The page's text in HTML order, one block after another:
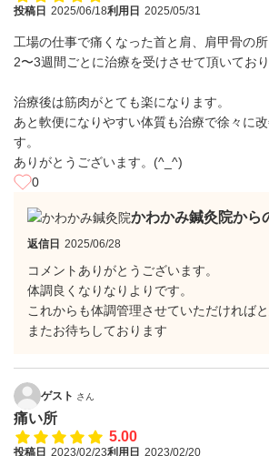
投稿日 2025/06/18利用日 2025/05/31
工場の仕事で痛くなった首と肩、肩甲骨の
2〜3週間ごとに治療を受けさせて頂いており
治療後は筋肉がとても楽になります。
あと軟便になりやすい体質も治療で徐々に
す。
ありがとうございます。(^_^)
0
かわかみ鍼灸院から
返信日 2025/06/28
コメントありがとうございます。
体調良くなりなりよりです。
これからも体調管理させていただければ
またお待ちしております
ゲスト さん
痛い所
5.00
投稿日 2023/02/23利用日 2023/02/20